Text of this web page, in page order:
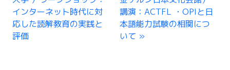
インターネット時代に対
応した読解教育の実践と
評価
講演：ACTFL ・OPIと日
本語能力試験の相関につ
いて